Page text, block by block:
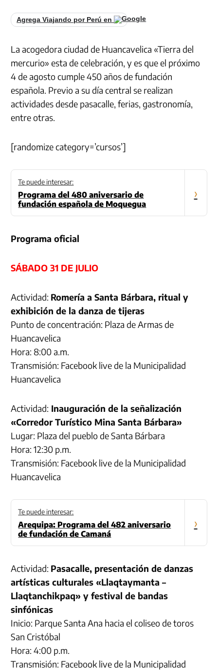
Agrega Viajando por Perú en
La acogedora ciudad de Huancavelica «Tierra del
mercurio» esta de celebración, y es que el próximo
4 de agosto cumple 450 años de fundación
española. Previo a su día central se realizan
actividades desde pasacalle, ferias, gastronomía,
entre otras.
[randomize category=’cursos’]
Te puede interesar:
Programa del 480 aniversario de
fundación española de Moquegua
›
Programa oficial
SÁBADO 31 DE JULIO
Actividad: Romería a Santa Bárbara, ritual y
exhibición de la danza de tijeras
Punto de concentración: Plaza de Armas de
Huancavelica
Hora: 8:00 a.m.
Transmisión: Facebook live de la Municipalidad
Huancavelica
Actividad: Inauguración de la señalización
«Corredor Turístico Mina Santa Bárbara»
Lugar: Plaza del pueblo de Santa Bárbara
Hora: 12:30 p.m.
Transmisión: Facebook live de la Municipalidad
Huancavelica
Te puede interesar:
Arequipa: Programa del 482 aniversario
de fundación de Camaná
›
Actividad: Pasacalle, presentación de danzas
artísticas culturales «Llaqtaymanta –
Llaqtanchikpaq» y festival de bandas
sinfónicas
Inicio: Parque Santa Ana hacia el coliseo de toros
San Cristóbal
Hora: 4:00 p.m.
Transmisión: Facebook live de la Municipalidad